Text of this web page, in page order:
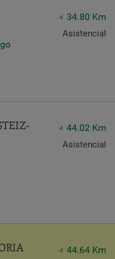
34.80 Km
Asistencial
44.02 Km
Asistencial
44.64 Km